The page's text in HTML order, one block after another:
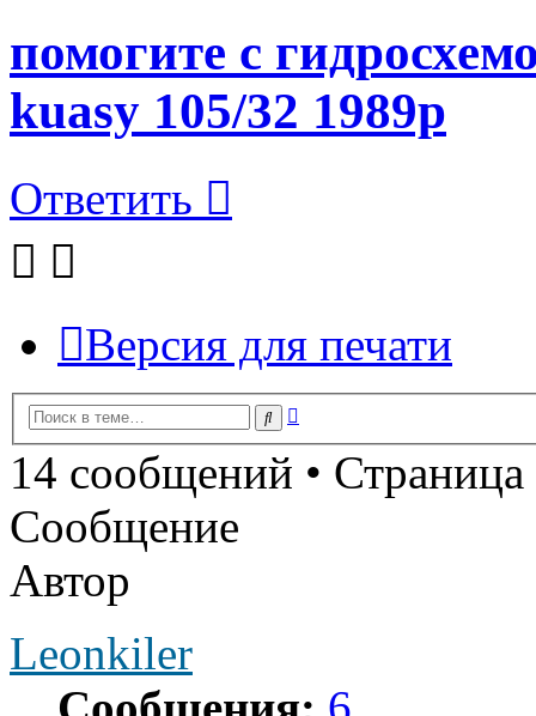
помогите с
kuasy 105/32 1989р
Ответить
Версия для печати
Поиск
14 сообщений • Страница
Сообщение
Автор
Leonkiler